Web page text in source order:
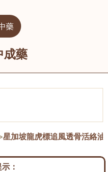
藥
成藥
星加坡龍虎標追風透骨活絡油
：